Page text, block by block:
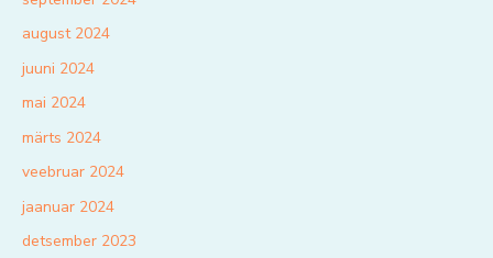
august 2024
juuni 2024
mai 2024
märts 2024
veebruar 2024
jaanuar 2024
detsember 2023